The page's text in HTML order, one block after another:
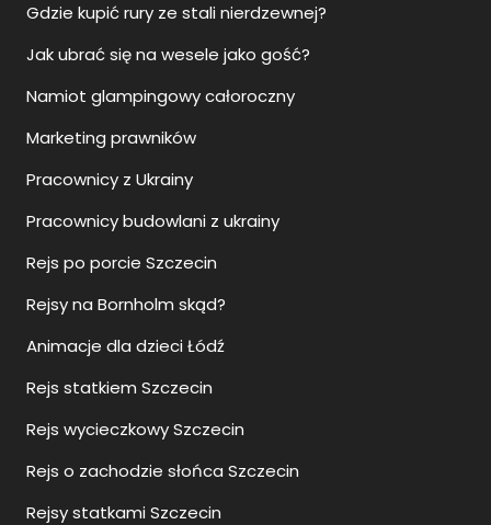
Gdzie kupić rury ze stali nierdzewnej?
Jak ubrać się na wesele jako gość?
Namiot glampingowy całoroczny
Marketing prawników
Pracownicy z Ukrainy
Pracownicy budowlani z ukrainy
Rejs po porcie Szczecin
Rejsy na Bornholm skąd?
Animacje dla dzieci Łódź
Rejs statkiem Szczecin
Rejs wycieczkowy Szczecin
Rejs o zachodzie słońca Szczecin
Rejsy statkami Szczecin